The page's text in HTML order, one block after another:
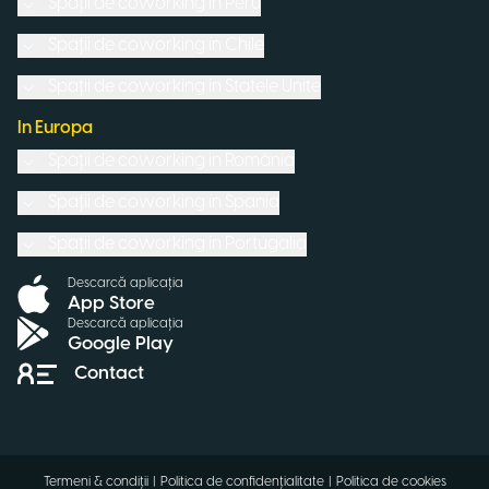
In Europa
Descarcă aplicația
App Store
Descarcă aplicația
Google Play
Contact
Termeni & condiții Politica de confidențialitate Politica de cookies